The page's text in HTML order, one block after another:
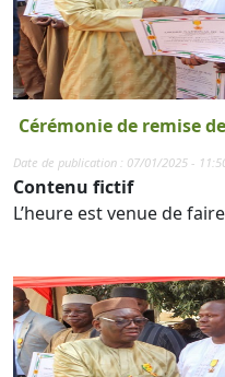
Cérémonie de remise
Date de publication : 07/01/2025 -
Contenu fictif
L’heure est venue de